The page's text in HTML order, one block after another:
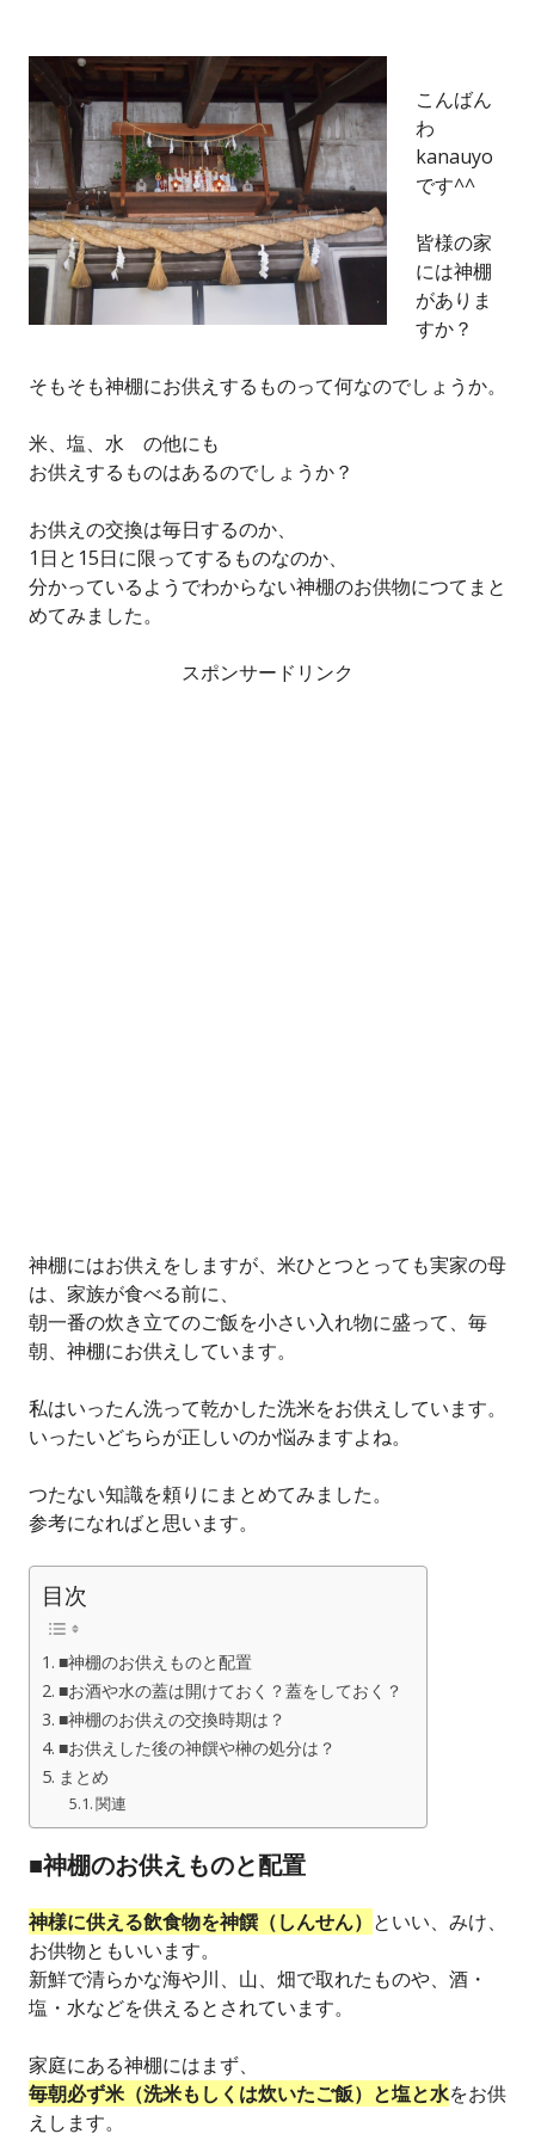
こんばん
わ
kanauyo
です^^
皆様の家
には神棚
がありま
すか？
そもそも神棚にお供えするものって何なのでしょうか。
米、塩、水 の他にも
お供えするものはあるのでしょうか？
お供えの交換は毎日するのか、
1日と15日に限ってするものなのか、
分かっているようでわからない神棚のお供物につてまと
めてみました。
スポンサードリンク
神棚にはお供えをしますが、米ひとつとっても実家の母
は、家族が食べる前に、
朝一番の炊き立てのご飯を小さい入れ物に盛って、毎
朝、神棚にお供えしています。
私はいったん洗って乾かした洗米をお供えしています。
いったいどちらが正しいのか悩みますよね。
つたない知識を頼りにまとめてみました。
参考になればと思います。
目次
■神棚のお供えものと配置
■お酒や水の蓋は開けておく？蓋をしておく？
■神棚のお供えの交換時期は？
■お供えした後の神饌や榊の処分は？
まとめ
関連
■神棚のお供えものと配置
神様に供える飲食物を神饌（しんせん） といい、みけ、
お供物ともいいます。
新鮮で清らかな海や川、山、畑で取れたものや、酒・
塩・水などを供えるとされています。
家庭にある神棚にはまず、
毎朝必ず米（洗米もしくは炊いたご飯）と塩と水をお供
えします。